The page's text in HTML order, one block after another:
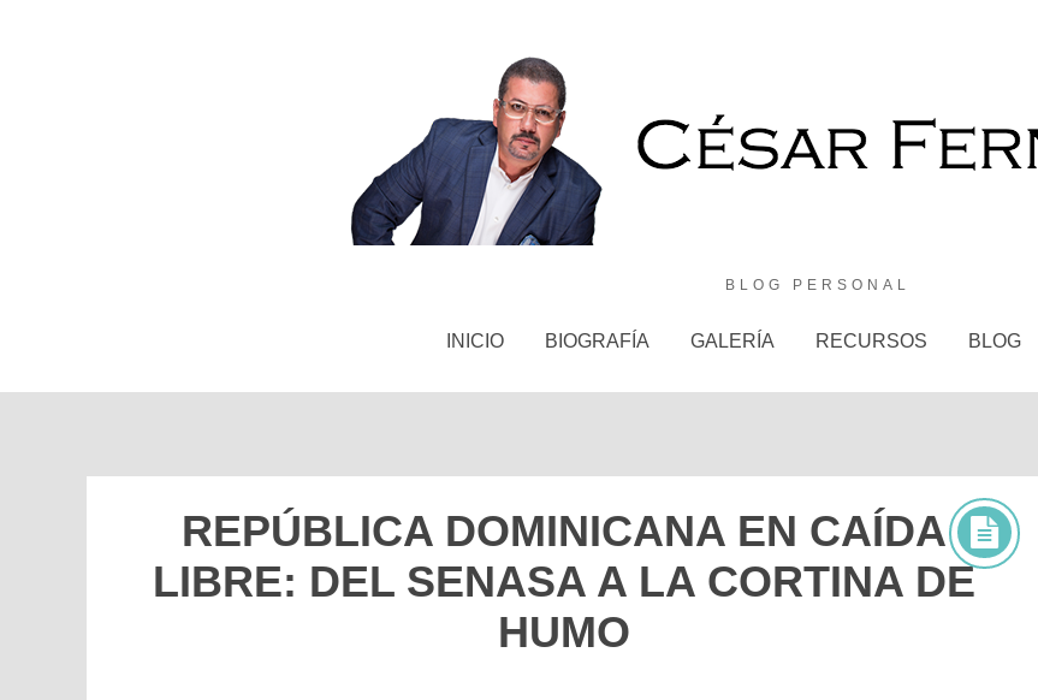
BLOG PERSONAL
INICIO BIOGRAFÍA GALERÍA RECURSOS BLOG
REPÚBLICA DOMINICANA EN CAÍDA
LIBRE: DEL SENASA A LA CORTINA DE
HUMO